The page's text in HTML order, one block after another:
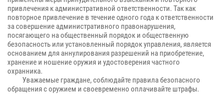
привлечения к административной ответственности. Так как
повторное привлечение в течение одного года к ответственности
за совершение административного правонарушения,
посягающего на общественный порядок и общественную
безопасность или установленный порядок управления, является
основанием для аннулирования разрешений на приобретение,
хранение и ношение оружия и удостоверения частного
охранника.
Уважаемые граждане, соблюдайте правила безопасного
обращения с оружием и своевременно оплачивайте штрафы.